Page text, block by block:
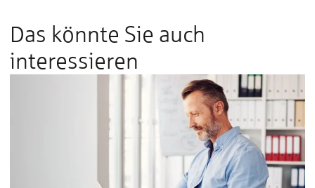
Das könnte Sie auch
interessieren